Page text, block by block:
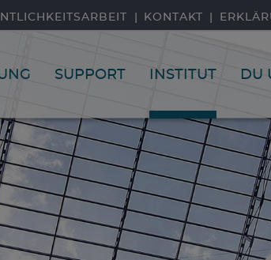
KONTAKT
SUPPORT INSTITUT DU